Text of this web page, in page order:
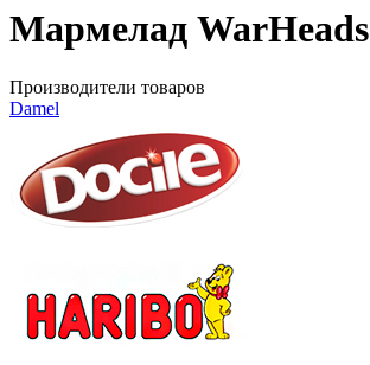
Мармелад WarHeads
Производители товаров
Damel